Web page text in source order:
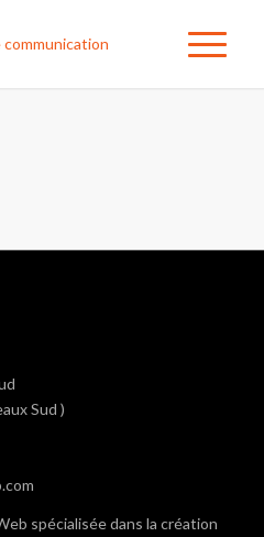
Sud )
spécialisée dans la création